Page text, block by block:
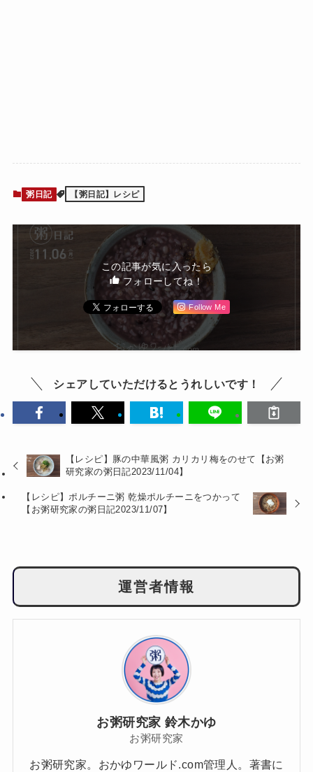
粥日記 【粥日記】レシピ
この記事が気に入ったら
フォローしてね！
Follow Me
シェアしていただけるとうれしいです！
【レシピ】豚の中華風粥 カリカリ梅をのせて【お粥
研究家の粥日記2023/11/04】
【レシピ】ポルチーニ粥 乾燥ポルチーニをつかって
【お粥研究家の粥日記2023/11/07】
運営者情報
お粥研究家 鈴木かゆ
お粥研究家
お粥研究家。おかゆワールド.com管理人。著書に